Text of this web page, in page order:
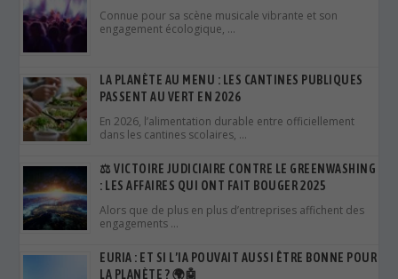
Connue pour sa scène musicale vibrante et son
engagement écologique, …
LA PLANÈTE AU MENU : LES CANTINES PUBLIQUES
PASSENT AU VERT EN 2026
En 2026, l’alimentation durable entre officiellement
dans les cantines scolaires, …
⚖️ VICTOIRE JUDICIAIRE CONTRE LE GREENWASHING
: LES AFFAIRES QUI ONT FAIT BOUGER 2025
Alors que de plus en plus d’entreprises affichent des
engagements …
EURIA : ET SI L’IA POUVAIT AUSSI ÊTRE BONNE POUR
LA PLANÈTE ? 🌍🤖